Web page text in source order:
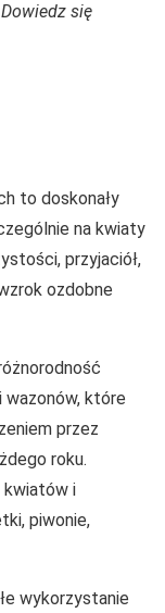
się
to doskonały
na kwiaty
przyjaciół,
ozdobne
które
przez
roku.
kwiatów i
piwonie,
wykorzystanie